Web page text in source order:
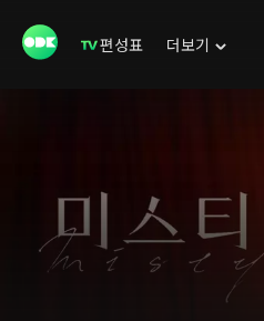
편성표 더보기